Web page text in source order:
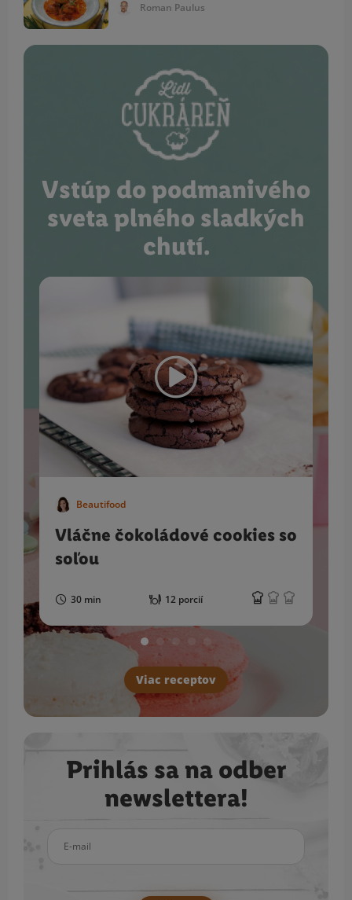
Roman Paulus
Vstúp do podmanivého
sveta plného sladkých
chutí.
Beautifood
Vláčne čokoládové cookies so
soľou
30 min 12 porcií
Viac receptov
Prihlás sa na odber
newslettera!